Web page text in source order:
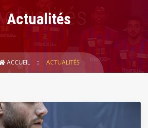
Actualités
ACCUEIL ACTUALITÉS